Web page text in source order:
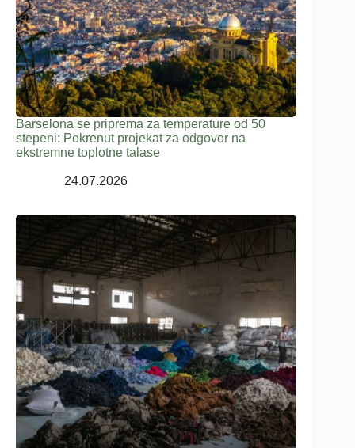
Barselona se priprema za temperature od 50
stepeni: Pokrenut projekat za odgovor na
ekstremne toplotne talase
24.07.2026